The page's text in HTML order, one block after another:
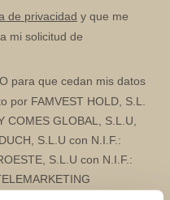
de privacidad y que me
mi solicitud de
para que cedan mis datos
por FAMVEST HOLD, S.L.
COMES GLOBAL, S.L.U,
S.L.U con N.I.F.:
S.L.U con N.I.F.: